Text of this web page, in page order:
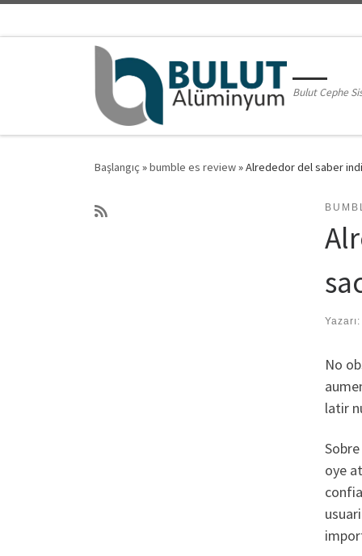
Bulut Cephe
Başlangıç »bumble es review»Alrededor del saber
No
latir
oye